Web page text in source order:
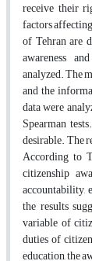
receive their
factors
of Tehran are
awareness
analyzed. The
and the
data were
Spearman
desirable. The
According to
citizenship
accountability,
the results
variable of
duties of
education, the